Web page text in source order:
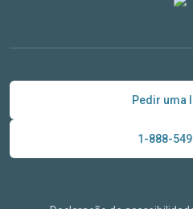
Pedir uma
1-888-